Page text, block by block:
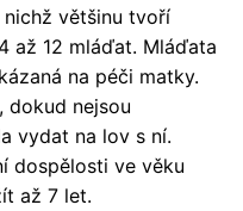
většinu tvoří
až 12 mláďat. Mláďata
na péči matky.
dokud nejsou
vydat na lov s ní.
dospělosti ve věku
až 7 let.